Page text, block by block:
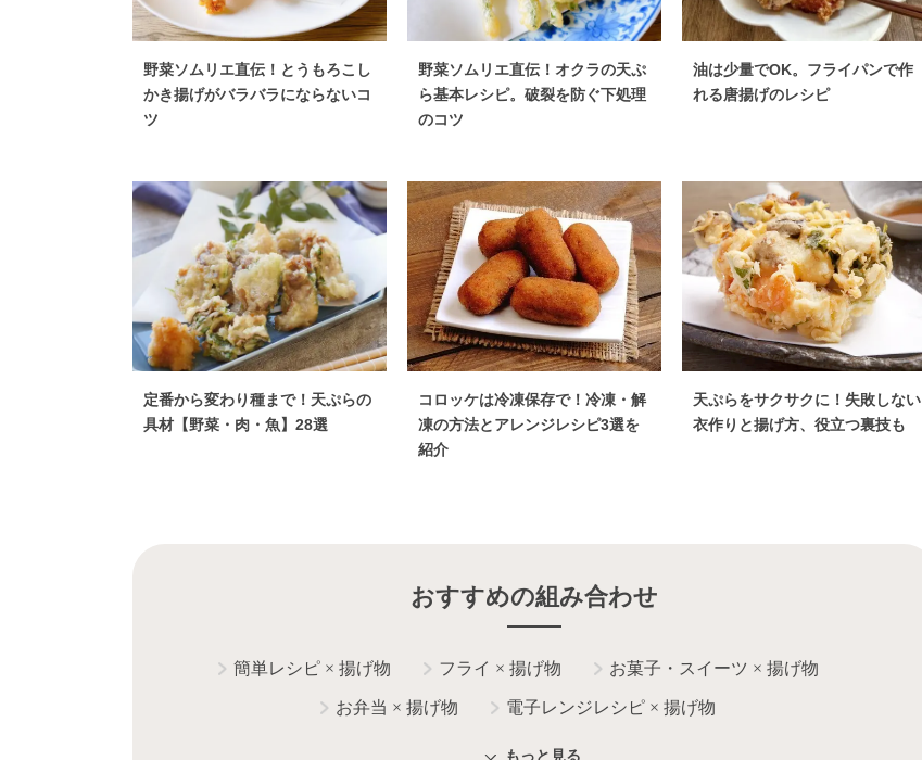
野菜ソムリエ直伝！とうもろこし
かき揚げがバラバラにならないコ
ツ
野菜ソムリエ直伝！オクラの天ぷ
ら基本レシピ。破裂を防ぐ下処理
のコツ
油は少量でOK。フライパンで作
れる唐揚げのレシピ
定番から変わり種まで！天ぷらの
具材【野菜・肉・魚】28選
コロッケは冷凍保存で！冷凍・解
凍の方法とアレンジレシピ3選を
紹介
天ぷらをサクサクに！失敗しない
衣作りと揚げ方、役立つ裏技も
おすすめの組み合わせ
簡単レシピ× 揚げ物 フライ × 揚げ物 お菓子・スイーツ × 揚げ物
お弁当 × 揚げ物 電子レンジレシピ × 揚げ物
ワンパン・フライパンレシピ
もっと見る